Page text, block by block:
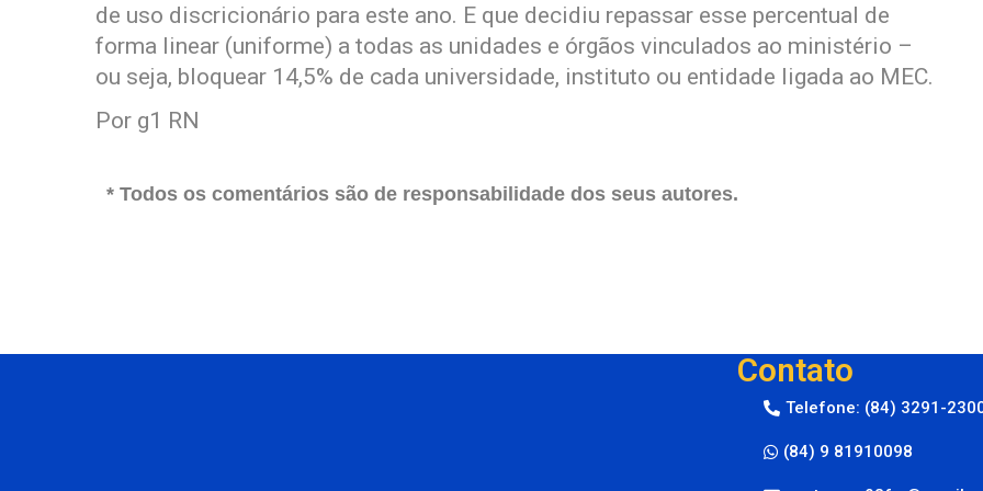
de uso discricionário para este ano. E que decidiu repassar esse percentual de
forma linear (uniforme) a todas as unidades e órgãos vinculados ao ministério –
ou seja, bloquear 14,5% de cada universidade, instituto ou entidade ligada ao MEC.
Por g1 RN
* Todos os comentários são de responsabilidade dos seus autores.
Contato
Telefone: (84) 3291-
(84) 9 81910098